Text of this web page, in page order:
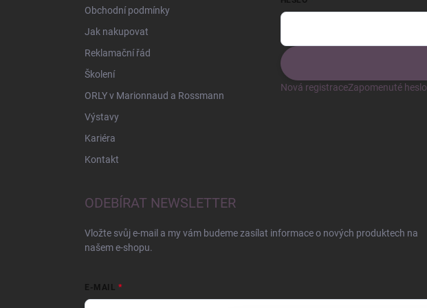
Obchodní podmínky
Jak nakupovat
Reklamační řád
Školení
ORLY v Marionnaud a Rossmann
Výstavy
Kariéra
Kontakt
Nová registraceZapomenuté heslo
ODEBÍRAT NEWSLETTER
Vložte svůj e-mail a my vám budeme zasílat informace o nových produktech na
našem e-shopu.
E-MAIL